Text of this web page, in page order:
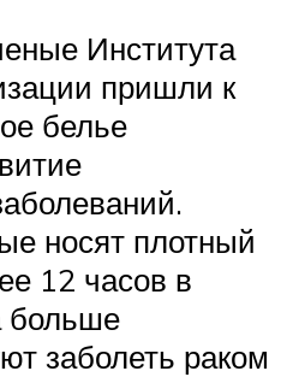
Института
пришли к
белье
носят плотный
12 часов в
больше
заболеть раком